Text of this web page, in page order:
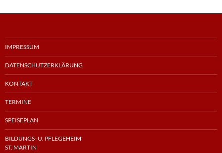
IMPRESSUM
DATENSCHUTZERKLÄRUNG
KONTAKT
TERMINE
SPEISEPLAN
BILDUNGS- U. PFLEGEHEIM
ST. MARTIN